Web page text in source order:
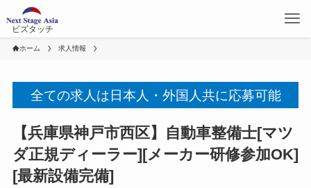
ビズタッチ
ホーム 求人情報
全ての求人は日本人・外国人共に応募可能
【兵庫県神戸市西区】自動車整備士[マツ
ダ正規ディーラー][メーカー研修参加OK]
[最新設備完備]